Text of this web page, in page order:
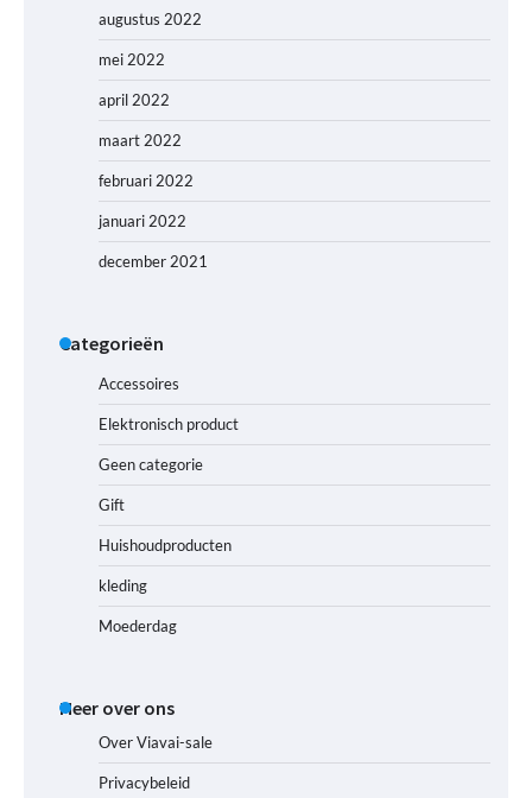
augustus 2022
mei 2022
april 2022
maart 2022
februari 2022
januari 2022
december 2021
Categorieën
Accessoires
Elektronisch product
Geen categorie
Gift
Huishoudproducten
kleding
Moederdag
Meer over ons
Over Viavai-sale
Privacybeleid